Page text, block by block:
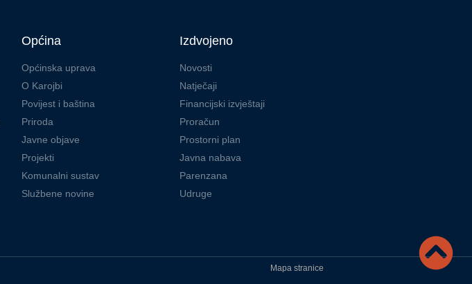
Općina
Općinska uprava
O Karojbi
Povijest i baština
Priroda
Javne objave
Projekti
Komunalni sustav
Službene novine
Izdvojeno
Novosti
Natječaji
Financijski izvještaji
Proračun
Prostorni plan
Javna nabava
Parenzana
Udruge
Mapa stranice